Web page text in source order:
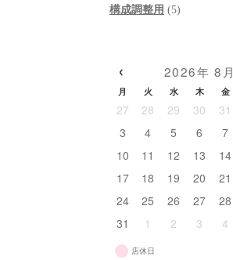
品
商
個
構成調整用 55
品
‹ 2026年 8月
月 火 水 木 金
27 28 29 30 31
3
4 5 6 7
10
11 12 13 14
17
18 19 20 21
24
25 26 27 28
31
1 2 3 4
店休日